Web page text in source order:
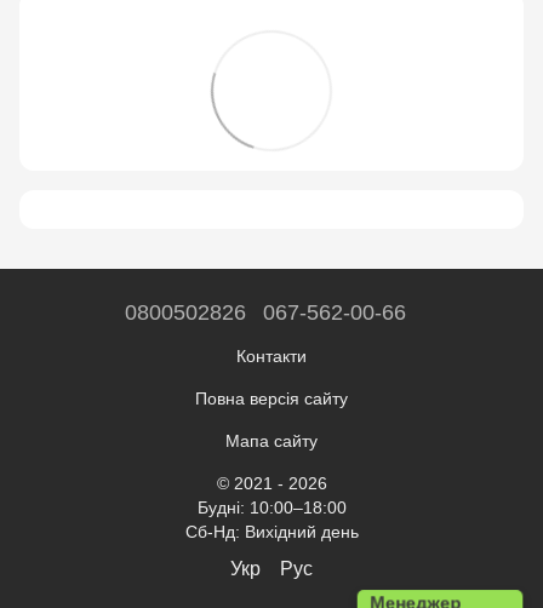
Менеджер
0800502826 067-562-00-66
Контакти
Повна версія сайту
Мапа сайту
© 2021 - 2026
Будні: 10:00–18:00
Сб-Нд: Вихідний день
Укр Рус